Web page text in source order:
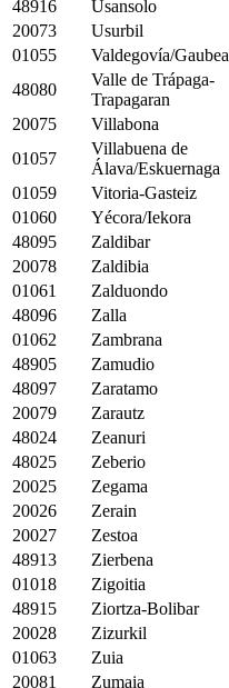
48916
Usansolo
20073
Usurbil
01055
Valdegovía/Gaubea
48080
Valle de Trápaga-
Trapagaran
20075
Villabona
01057
Villabuena de
Álava/Eskuernaga
01059
Vitoria-Gasteiz
01060
Yécora/Iekora
48095
Zaldibar
20078
Zaldibia
01061
Zalduondo
48096
Zalla
01062
Zambrana
48905
Zamudio
48097
Zaratamo
20079
Zarautz
48024
Zeanuri
48025
Zeberio
20025
Zegama
20026
Zerain
20027
Zestoa
48913
Zierbena
01018
Zigoitia
48915
Ziortza-Bolibar
20028
Zizurkil
01063
Zuia
20081
Zumaia